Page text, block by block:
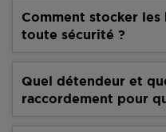
Comment stocker
toute sécurité ?
Quel détendeur et
raccordement pour